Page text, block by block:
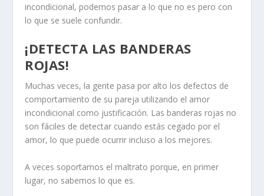
incondicional, podemos pasar a lo que no es pero con
lo que se suele confundir.
¡DETECTA LAS BANDERAS
ROJAS!
Muchas veces, la gente pasa por alto los defectos de
comportamiento de su pareja utilizando el amor
incondicional como justificación. Las banderas rojas no
son fáciles de detectar cuando estás cegado por el
amor, lo que puede ocurrir incluso a los mejores.
A veces soportamos el maltrato porque, en primer
lugar, no sabemos lo que es.